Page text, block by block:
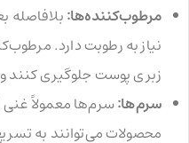
مرطوب‌کننده‌ها:بلافاصله
نیاز به رطوبت دارد.
زبری پوست جلوگیری کنند
سرم‌ها:سرم‌ها معمولاً
محصولات می‌توانند به